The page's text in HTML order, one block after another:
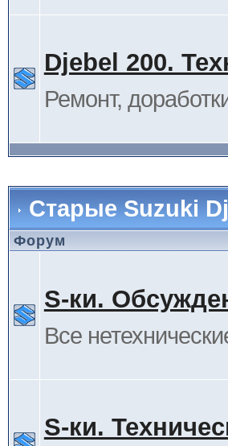
Djebel 200.
Ремонт,
Старые Suzuki
Форум
S-ки.
Все
S-ки.